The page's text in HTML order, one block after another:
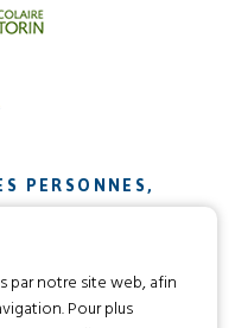
PERSONNES,
QUI ONT
MISSION.
par notre site web, afin
Pour plus